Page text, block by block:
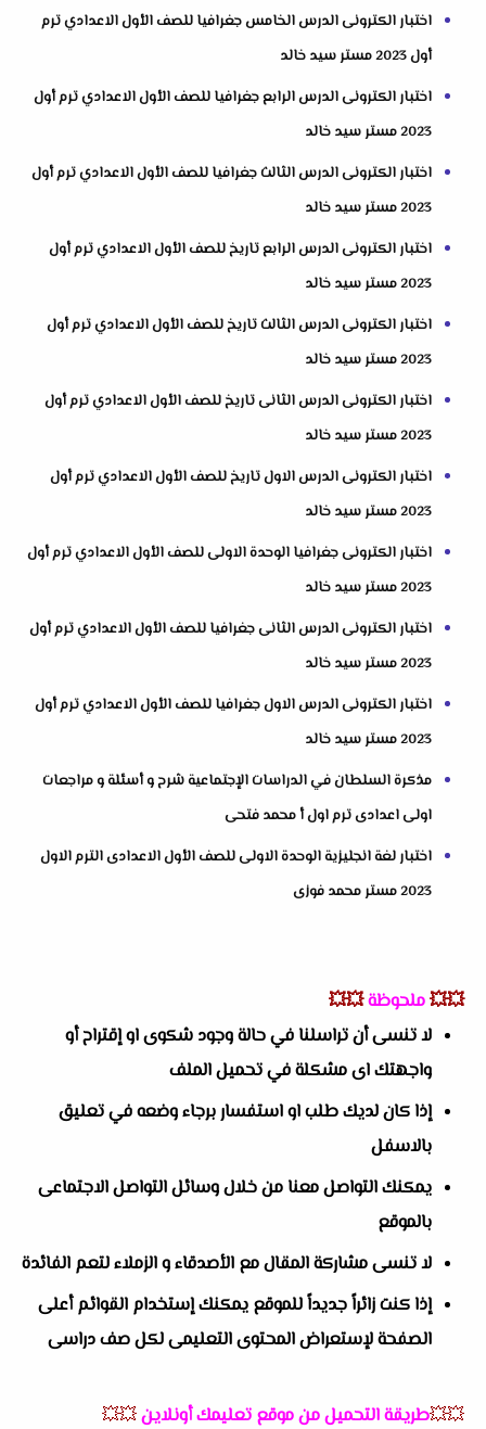
اختبار الكترونى الدرس الخامس جغرافيا للصف الأول الاعدادي ترم
أول 2023 مستر سيد خالد
اختبار الكترونى الدرس الرابع جغرافيا للصف الأول الاعدادي ترم أول
2023 مستر سيد خالد
اختبار الكترونى الدرس الثالث جغرافيا للصف الأول الاعدادي ترم أول
2023 مستر سيد خالد
اختبار الكترونى الدرس الرابع تاريخ للصف الأول الاعدادي ترم أول
2023 مستر سيد خالد
اختبار الكترونى الدرس الثالث تاريخ للصف الأول الاعدادي ترم أول
2023 مستر سيد خالد
اختبار الكترونى الدرس الثانى تاريخ للصف الأول الاعدادي ترم أول
2023 مستر سيد خالد
اختبار الكترونى الدرس الاول تاريخ للصف الأول الاعدادي ترم أول
2023 مستر سيد خالد
اختبار الكترونى جغرافيا الوحدة الاولى للصف الأول الاعدادي ترم أول
2023 مستر سيد خالد
اختبار الكترونى الدرس الثانى جغرافيا للصف الأول الاعدادي ترم أول
2023 مستر سيد خالد
اختبار الكترونى الدرس الاول جغرافيا للصف الأول الاعدادي ترم أول
2023 مستر سيد خالد
مذكرة السلطان في الدراسات الإجتماعية شرح و أسئلة و مراجعات
اولى اعدادى ترم اول أ محمد فتحى
اختبار لغة انجليزية الوحدة الاولى للصف الأول الاعدادى الترم الاول
2023 مستر محمد فوزى
💥💥ملحوظة💥💥
لا تنسى أن تراسلنا في حالة وجود شكوى او إقتراح أو
واجهتك اى مشكلة في تحميل الملف
إذا كان لديك طلب او استفسار برجاء وضعه في تعليق
بالاسفل
يمكنك التواصل معنا من خلال وسائل التواصل الاجتماعى
بالموقع
لا تنسى مشاركة المقال مع الأصدقاء و الزملاء لتعم الفائدة
إذا كنت زائراً جديداً للموقع يمكنك إستخدام القوائم أعلى
الصفحة لإستعراض المحتوى التعليمى لكل صف دراسى
💥💥طريقة التحميل من موقع تعليمك أونلاين💥💥